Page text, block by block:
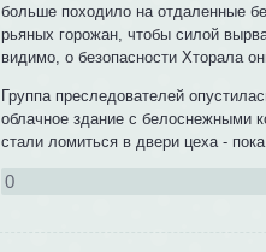
больше походило на отдаленные
рьяных горожан, чтобы силой
видимо, о безопасности Хторала
Группа преследователей
облачное здание с белоснежными
стали ломиться в двери цеха -
0